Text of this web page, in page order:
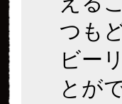
つも
ビー
とが